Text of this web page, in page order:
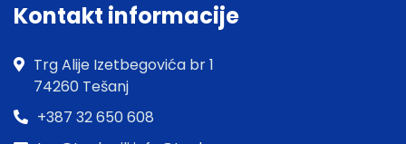
Kontakt informacije
Trg Alije Izetbegovića br 1
74260 Tešanj
+387 32 650 608